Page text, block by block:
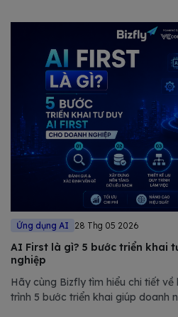
Ứng dụng AI 28 Thg 05 2026
AI First là gì? 5 bước triển khai
nghiệp
Hãy cùng Bizfly tìm hiểu chi tiết
trình 5 bước triển khai giúp doanh